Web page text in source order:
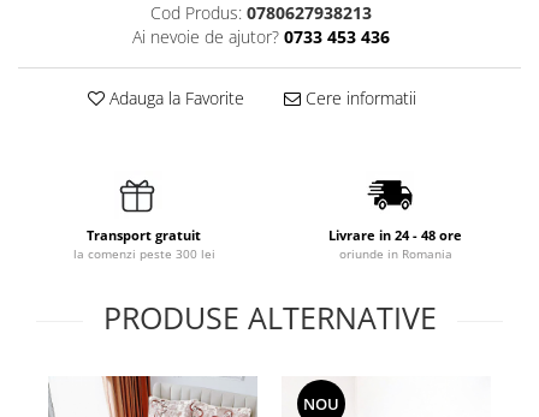
Cod Produs: 0780627938213
Ai nevoie de ajutor? 0733 453 436
Adauga la Favorite Cere informatii
Transport gratuit
la comenzi peste 300 lei
Livrare in 24 - 48 ore
oriunde in Romania
PRODUSE ALTERNATIVE
NOU